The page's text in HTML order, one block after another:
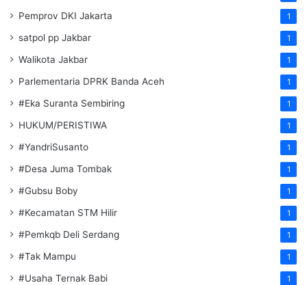
Pemprov DKI Jakarta 1
satpol pp Jakbar 1
Walikota Jakbar 1
Parlementaria DPRK Banda Aceh 1
#Eka Suranta Sembiring 1
HUKUM/PERISTIWA 1
#YandriSusanto 1
#Desa Juma Tombak 1
#Gubsu Boby 1
#Kecamatan STM Hilir 1
#Pemkqb Deli Serdang 1
#Tak Mampu 1
#Usaha Ternak Babi 1